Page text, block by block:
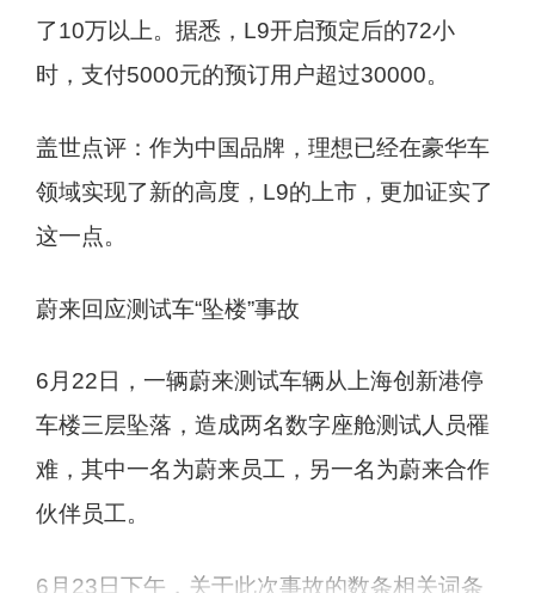
了10万以上。据悉，L9开启预定后的72小
时，支付5000元的预订用户超过30000。
盖世点评：作为中国品牌，理想已经在豪华车
领域实现了新的高度，L9的上市，更加证实了
这一点。
蔚来回应测试车“坠楼”事故
6月22日，一辆蔚来测试车辆从上海创新港停
车楼三层坠落，造成两名数字座舱测试人员罹
难，其中一名为蔚来员工，另一名为蔚来合作
伙伴员工。
6月23日下午，关于此次事故的数条相关词条